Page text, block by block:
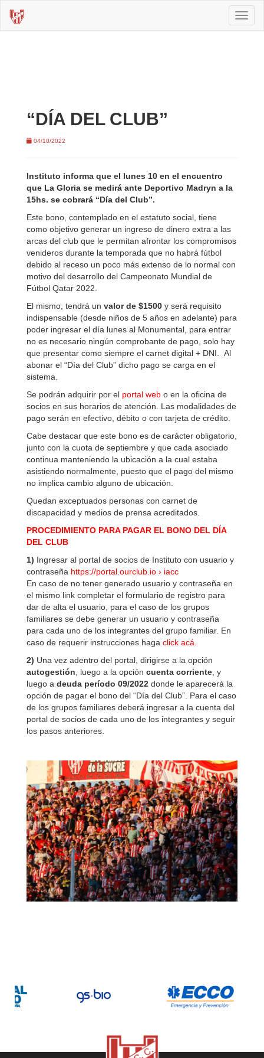
“DÍA DEL CLUB”
04/10/2022
Instituto informa que el lunes 10 en el encuentro
que La Gloria se medirá ante Deportivo Madryn a la
15hs. se cobrará “Día del Club”.
Este bono, contemplado en el estatuto social, tiene
como objetivo generar un ingreso de dinero extra a las
arcas del club que le permitan afrontar los compromisos
venideros durante la temporada que no habrá fútbol
debido al receso un poco más extenso de lo normal con
motivo del desarrollo del Campeonato Mundial de
Fútbol Qatar 2022.
El mismo, tendrá un valor de $1500 y será requisito
indispensable (desde niños de 5 años en adelante) para
poder ingresar el día lunes al Monumental, para entrar
no es necesario ningún comprobante de pago, solo hay
que presentar como siempre el carnet digital + DNI.
Al
abonar el “Día del Club” dicho pago se carga en el
sistema.
Se podrán adquirir por el portal web o en la oficina de
socios en sus horarios de atención. Las modalidades de
pago serán en efectivo, débito o con tarjeta de crédito.
Cabe destacar que este bono es de carácter obligatorio,
junto con la cuota de septiembre y que cada asociado
continua manteniendo la ubicación a la cual estaba
asistiendo normalmente, puesto que el pago del mismo
no implica cambio alguno de ubicación.
Quedan exceptuados personas con carnet de
discapacidad y medios de prensa acreditados.
PROCEDIMIENTO PARA PAGAR EL BONO DEL DÍA
DEL CLUB
1) Ingresar al portal de socios de Instituto con usuario y
contraseña https://portal.ourclub.io › iacc
En caso de no tener generado usuario y contraseña en
el mismo link completar el formulario de registro para
dar de alta el usuario, para el caso de los grupos
familiares se debe generar un usuario y contraseña
para cada uno de los integrantes del grupo familiar. En
caso de requerir instrucciones haga click acá.
2) Una vez adentro del portal, dirigirse a la opción
autogestión , luego a la opción cuenta corriente , y
luego a deuda período 09/2022 donde le aparecerá la
opción de pagar el bono del “Día del Club”. Para el caso
de los grupos familiares deberá ingresar a la cuenta del
portal de socios de cada uno de los integrantes y seguir
los pasos anteriores.